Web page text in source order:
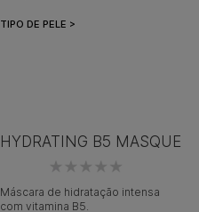
TIPO DE PELE >
HYDRATING B5 MASQUE
Máscara de hidratação intensa
com vitamina B5.